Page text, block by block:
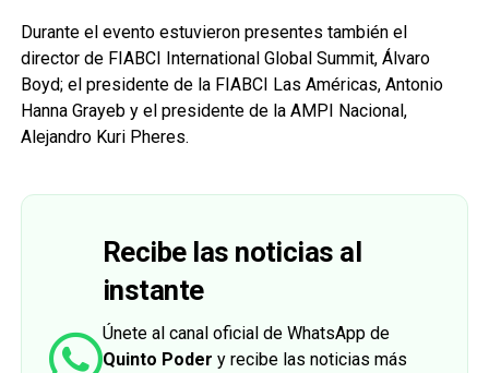
Durante el evento estuvieron presentes también el
director de FIABCI International Global Summit, Álvaro
Boyd; el presidente de la FIABCI Las Américas, Antonio
Hanna Grayeb y el presidente de la AMPI Nacional,
Alejandro Kuri Pheres.
Recibe las noticias al
instante
Únete al canal oficial de WhatsApp de
Quinto Poder y recibe las noticias más